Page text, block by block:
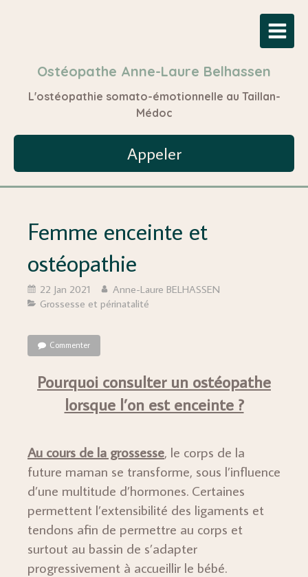
Ostéopathe Anne-Laure Belhassen
L'ostéopathie somato-émotionnelle au Taillan-
Médoc
Appeler
Femme enceinte et
ostéopathie
22 Jan 2021
Anne-Laure BELHASSEN
Grossesse et périnatalité
Commenter
Pourquoi consulter un ostéopathe
lorsque l’on est enceinte ?
Au cours de la grossesse, le corps de la
future maman se transforme, sous l’influence
d’une multitude d’hormones. Certaines
permettent l’extensibilité des ligaments et
tendons afin de permettre au corps et
surtout au bassin de s’adapter
progressivement à accueillir le bébé.